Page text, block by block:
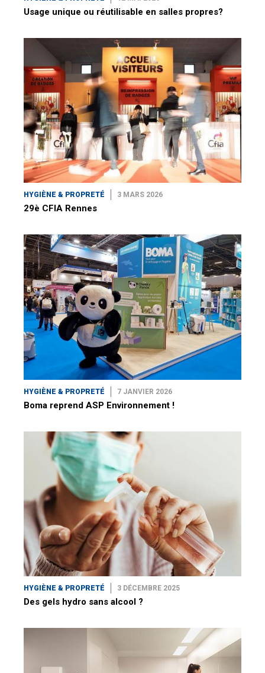
Usage unique ou réutilisable en salles propres?
HYGIÈNE & PROPRETÉ 3 MARS 2026
29è CFIA Rennes
HYGIÈNE & PROPRETÉ 7 JANVIER 2026
Boma reprend ASP Environnement !
HYGIÈNE & PROPRETÉ 3 DÉCEMBRE 2025
Des gels hydro sans alcool ?